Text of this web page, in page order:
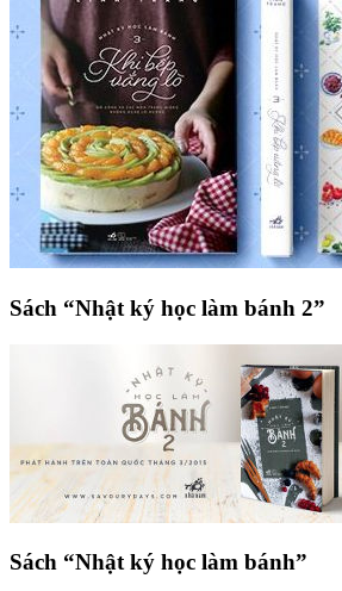
Sách “Nhật ký học làm bánh 2”
Sách “Nhật ký học làm bánh”